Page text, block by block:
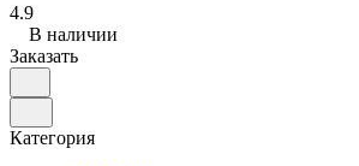
4.9
В наличии
Заказать
Категория